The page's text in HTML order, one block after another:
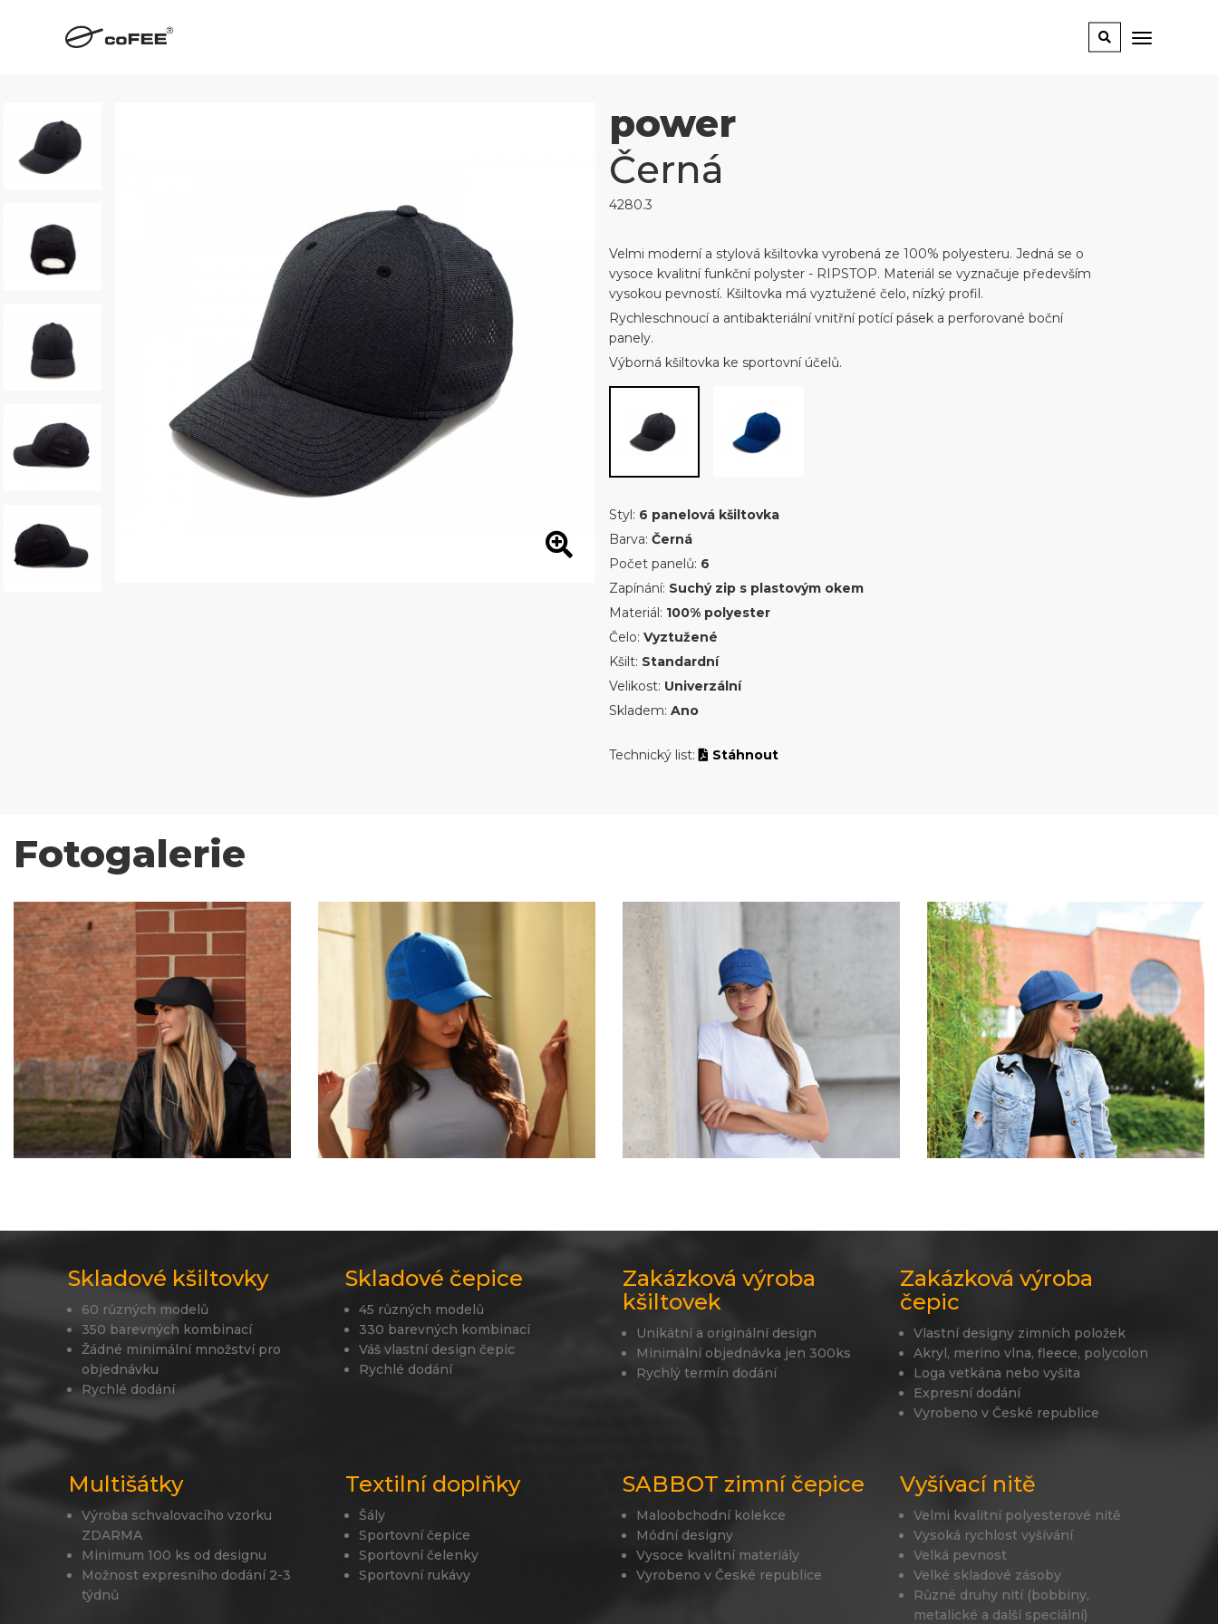
power
Černá
4280.3
Velmi moderní a stylová kšiltovka vyrobená ze 100% polyesteru. Jedná se o
vysoce kvalitní funkční polyster - RIPSTOP. Materiál se vyznačuje především
vysokou pevností. Kšiltovka má vyztužené čelo, nízký profil.
Rychleschnoucí a antibakteriální vnitřní potící pásek a perforované boční
panely.
Výborná kšiltovka ke sportovní účelů.
Styl: 6 panelová kšiltovka
Barva: Černá
Počet panelů: 6
Zapínání: Suchý zip s plastovým okem
Materiál: 100% polyester
Čelo: Vyztužené
Kšilt: Standardní
Velikost: Univerzální
Skladem: Ano
Technický list: Stáhnout
Fotogalerie
Skladové kšiltovky
60 různých modelů
350 barevných kombinací
Žádné minimální množství pro
objednávku
Rychlé dodání
Skladové čepice
45 různých modelů
330 barevných kombinací
Váš vlastní design čepic
Rychlé dodání
Zakázková výroba
kšiltovek
Unikátní a originální design
Minimální objednávka jen 300ks
Rychlý termín dodání
Zakázková výroba
čepic
Vlastní designy zimních položek
Akryl, merino vlna, fleece, polycolon
Loga vetkána nebo vyšita
Expresní dodání
Vyrobeno v České republice
Multišátky
Výroba schvalovacího vzorku
ZDARMA
Minimum 100 ks od designu
Možnost expresního dodání 2-3
týdnů
Textilní doplňky
Šály
Sportovní čepice
Sportovní čelenky
Sportovní rukávy
SABBOT zimní čepice
Maloobchodní kolekce
Módní designy
Vysoce kvalitní materiály
Vyrobeno v České republice
Vyšívací nitě
Velmi kvalitní polyesterové nitě
Vysoká rychlost vyšívání
Velká pevnost
Velké skladové zásoby
Různé druhy nití (bobbiny,
metalické a další speciální)